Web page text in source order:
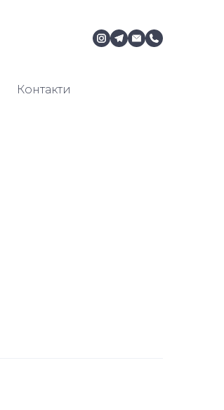
Контакти